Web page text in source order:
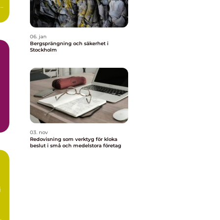
06. jan
Bergsprängning och säkerhet i
Stockholm
03. nov
Redovisning som verktyg för kloka
beslut i små och medelstora företag